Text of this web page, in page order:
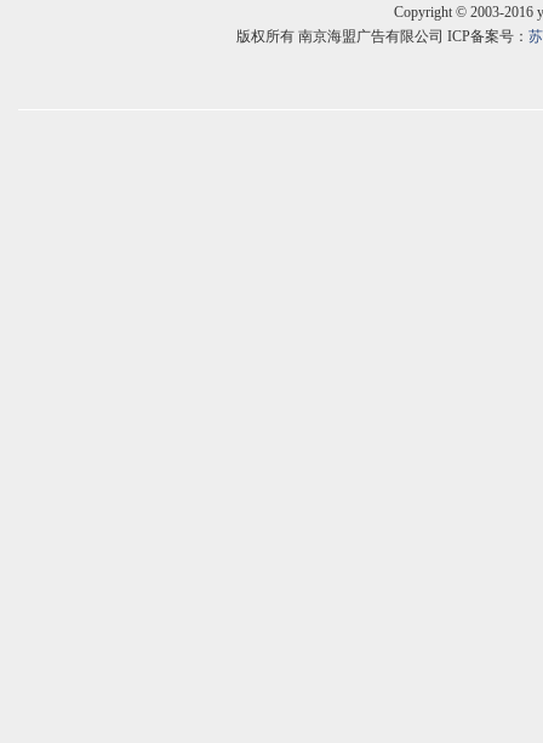
Copyright © 2003-2016
版权所有 南京海盟广告有限公司 ICP备案号：